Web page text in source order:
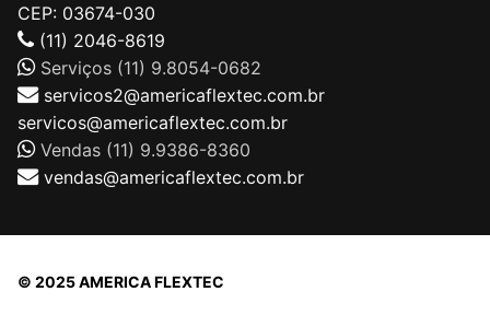
CEP: 03674-030
(11) 2046-8619
Serviços (11) 9.8054-0682
servicos2@americaflextec.com.br
servicos@americaflextec.com.br
Vendas (11) 9.9386-8360
vendas@americaflextec.com.br
© 2025 AMERICA FLEXTEC